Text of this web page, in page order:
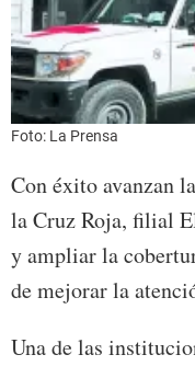
Foto: La Prensa
Con éxito avanzan
la Cruz Roja, filial
y ampliar la
de mejorar la
Una de las